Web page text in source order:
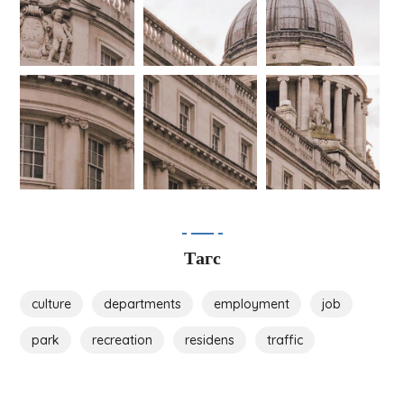
Тагс
culture departments employment job
park recreation residens traffic